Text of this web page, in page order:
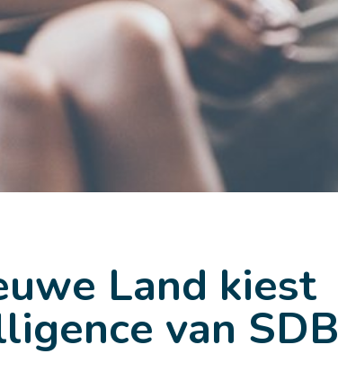
Land kiest
van SDB